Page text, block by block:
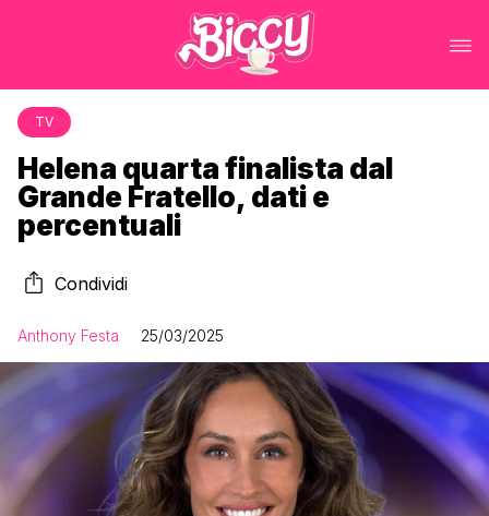
TV
Helena quarta finalista dal
Grande Fratello, dati e
percentuali
Condividi
Anthony Festa 25/03/2025